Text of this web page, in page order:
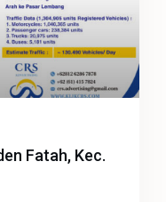
Fatah, Kec.